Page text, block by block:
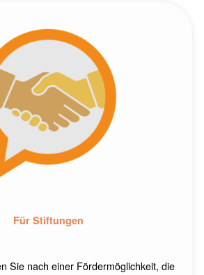
Für Stiftungen
Sie nach einer Fördermöglichkeit, die